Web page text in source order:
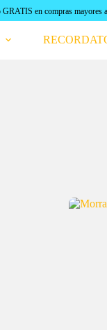
GRATIS en compras mayores